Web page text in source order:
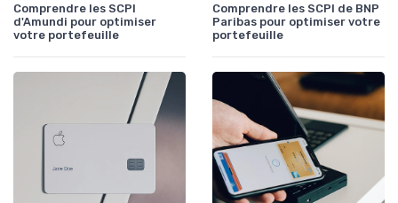
Comprendre les SCPI
d'Amundi pour optimiser
votre portefeuille
Comprendre les SCPI de BNP
Paribas pour optimiser votre
portefeuille